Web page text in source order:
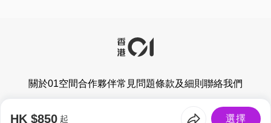
套餐4 - 快閃55折起 | 雙人90分鐘泰式香薰推油按摩
優惠價：$1,888 / 2位(原價$3,410)｜人均: $944
組合包括：
HK $850 起 選擇
關於01空間合作夥伴常見問題條款及細則 聯絡我們